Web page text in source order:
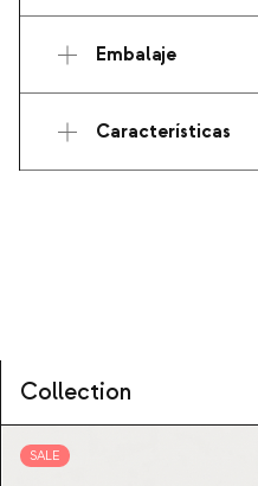
Embalaje
Características
Collection
SALE